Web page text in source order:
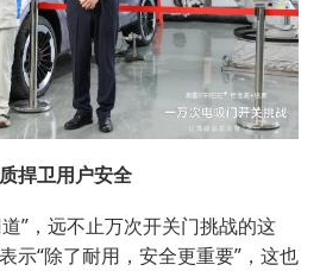
捍卫用户安全
”，远不止万次开关门挑战的这
示“除了耐用，安全更重要”，这也